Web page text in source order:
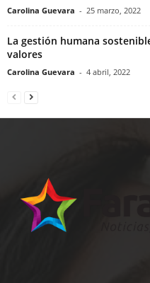
Carolina Guevara - 25 marzo, 2022
La gestión humana
valores
Carolina Guevara - 4 abril, 2022